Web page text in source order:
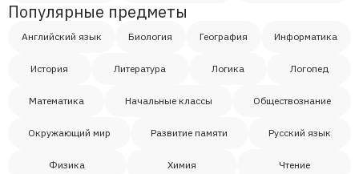
Популярные предметы
Английский язык Биология География Информатика
История Литература Логика Логопед
Математика Начальные классы Обществознание
Окружающий мир Развитие памяти Русский язык
Физика Химия Чтение